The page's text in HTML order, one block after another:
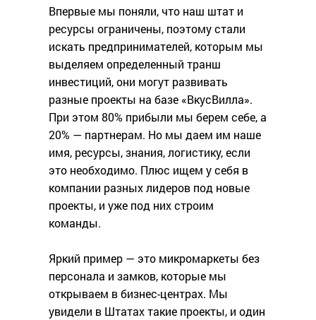
Впервые мы поняли, что наш штат и
ресурсы ограничены, поэтому стали
искать предпринимателей, которым мы
выделяем определенный транш
инвестиций, они могут развивать
разные проекты на базе «ВкусВилла».
При этом 80% прибыли мы берем себе, а
20% — партнерам. Но мы даем им наше
имя, ресурсы, знания, логистику, если
это необходимо. Плюс ищем у себя в
компании разных лидеров под новые
проекты, и уже под них строим
команды.
Яркий пример — это микромаркеты без
персонала и замков, которые мы
открываем в бизнес-центрах. Мы
увидели в Штатах такие проекты, и один